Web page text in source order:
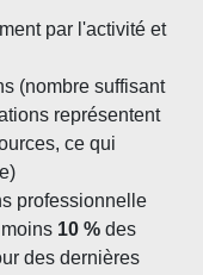
par l'activité et
(nombre suffisant
représentent
ce qui
professionnelle
10 % des
des dernières